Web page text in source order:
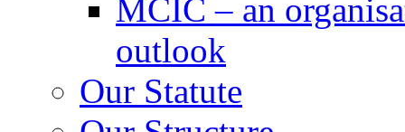
MCIC – an
outlook
Our Statute